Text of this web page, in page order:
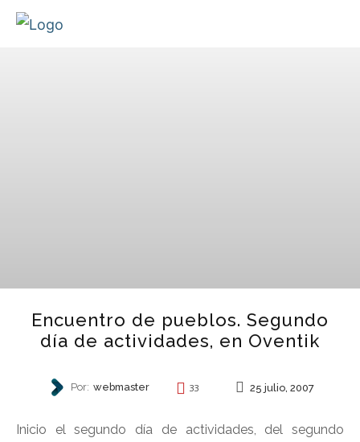
Encuentro de pueblos. Segundo
día de actividades, en Oventik
Por: webmaster 33 25 julio, 2007
Inicio el segundo día de actividades, del segundo